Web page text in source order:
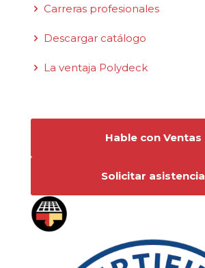
Carreras profesionales
Descargar catálogo
La ventaja Polydeck
Hable con Ventas
Solicitar asistencia